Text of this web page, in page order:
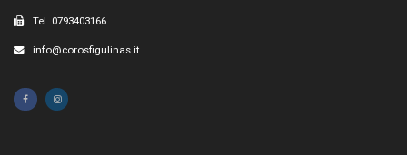
Tel. 0793403166
info@corosfigulinas.it